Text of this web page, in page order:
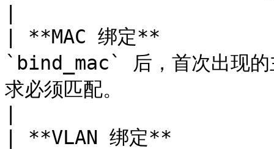
| **MAC 绑定**
`bind_mac` 后，首次出现的
求必须匹配。
| **VLAN 绑定**